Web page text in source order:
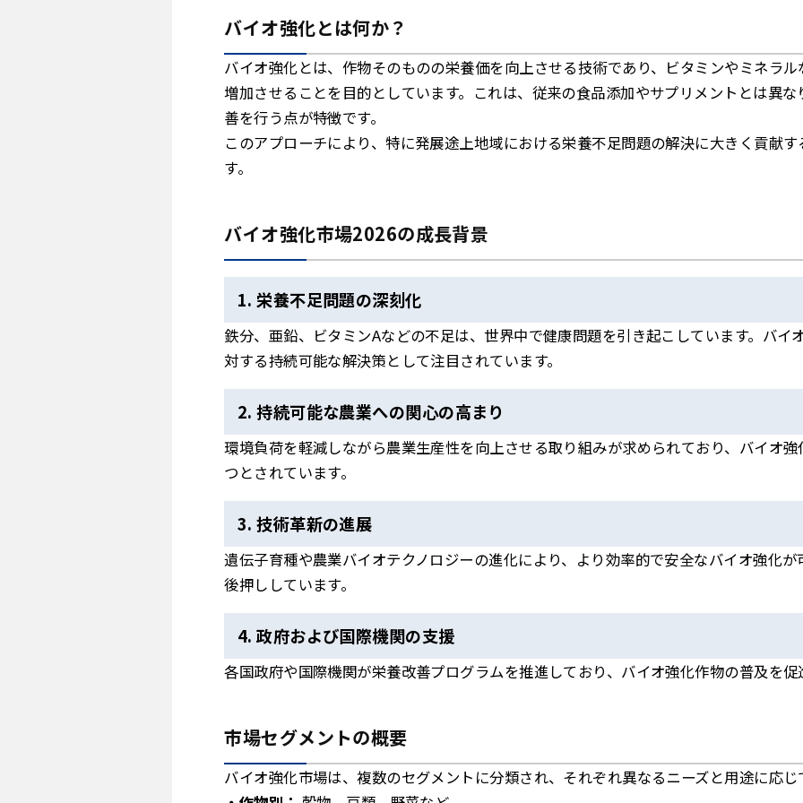
バイオ強化とは何か？
バイオ強化とは、作物そのものの栄養価を向上させる技術であり、ビタミンやミネラ
増加させることを目的としています。これは、従来の食品添加やサプリメントとは異
善を行う点が特徴です。
このアプローチにより、特に発展途上地域における栄養不足問題の解決に大きく貢献
す。
バイオ強化市場2026の成長背景
1. 栄養不足問題の深刻化
鉄分、亜鉛、ビタミンAなどの不足は、世界中で健康問題を引き起こしています。バイ
対する持続可能な解決策として注目されています。
2. 持続可能な農業への関心の高まり
環境負荷を軽減しながら農業生産性を向上させる取り組みが求められており、バイオ
つとされています。
3. 技術革新の進展
遺伝子育種や農業バイオテクノロジーの進化により、より効率的で安全なバイオ強化
後押ししています。
4. 政府および国際機関の支援
各国政府や国際機関が栄養改善プログラムを推進しており、バイオ強化作物の普及を促
市場セグメントの概要
バイオ強化市場は、複数のセグメントに分類され、それぞれ異なるニーズと用途に応